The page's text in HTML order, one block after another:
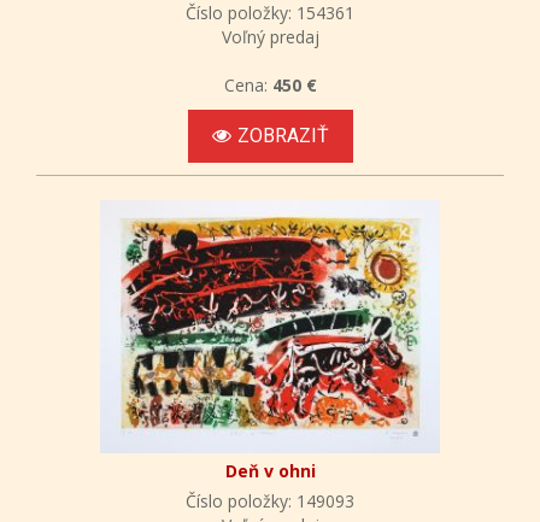
Číslo položky: 154361
Voľný predaj
Cena: 450 €
ZOBRAZIŤ
Deň v ohni
Číslo položky: 149093